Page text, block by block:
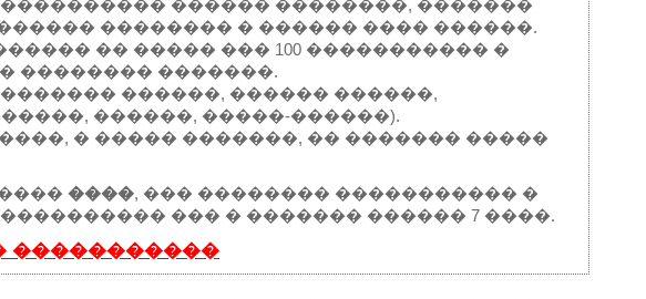
������ ��������, �������
�������� � ������ ���� ������.
�� ����� ��� 100 ����������� �
�������� �������.
������, ������ ������,
������, �����-������).
� ����� �������, �� ������� �����
����, ��� �������� ����������� �
��� � ������� ������ 7 ����.
�����������